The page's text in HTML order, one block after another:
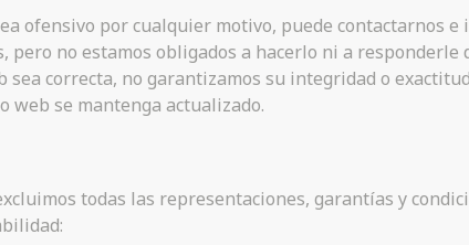
ofensivo por cualquier motivo, puede contactarnos
no estamos obligados a hacerlo ni a responderle
correcta, no garantizamos su integridad o
se mantenga actualizado.
todas las representaciones, garantías y